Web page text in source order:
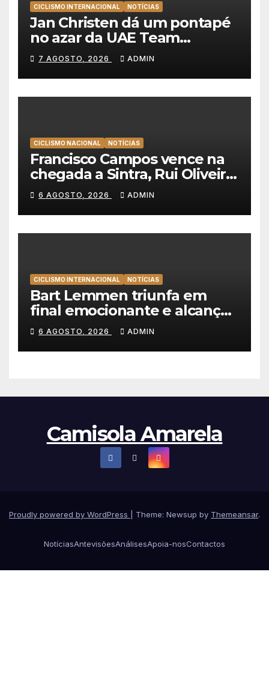
CICLISMO INTERNACIONAL NOTÍCIAS
Jan Christen dá um pontapé
no azar da UAE Team
Emirates e vence na Volta a
Polónia
7 AGOSTO, 2026 ADMIN
CICLISMO NACIONAL NOTÍCIAS
Francisco Campos vence na
chegada a Sintra, Rui Oliveira
veste de amarelo na Volta a
Portugal
6 AGOSTO, 2026 ADMIN
CICLISMO INTERNACIONAL NOTÍCIAS
Bart Lemmen triunfa em
final emocionante e alcança
a primeira vitória da carreira
na Volta à Polónia
6 AGOSTO, 2026 ADMIN
Camisola Amarela
Proudly powered by WordPress Theme: Newsup by Themeansar.
NotíciasAntevisõesAnálisesApoia-nosContactos